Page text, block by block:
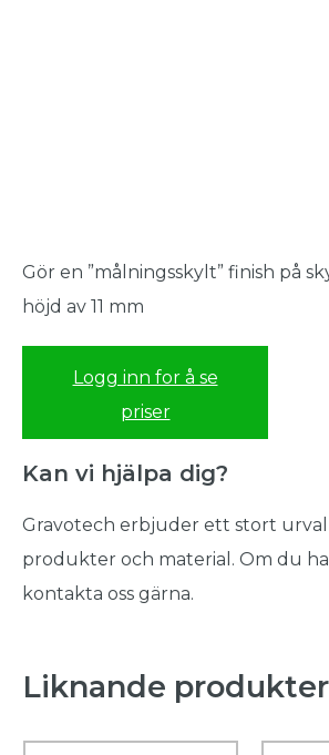
Gör en ”målningsskylt” finish på
höjd av 11 mm
Logg inn for å se
priser
Kan vi hjälpa dig?
Gravotech erbjuder ett stort urval
produkter och material. Om du
kontakta oss gärna.
Liknande produkter